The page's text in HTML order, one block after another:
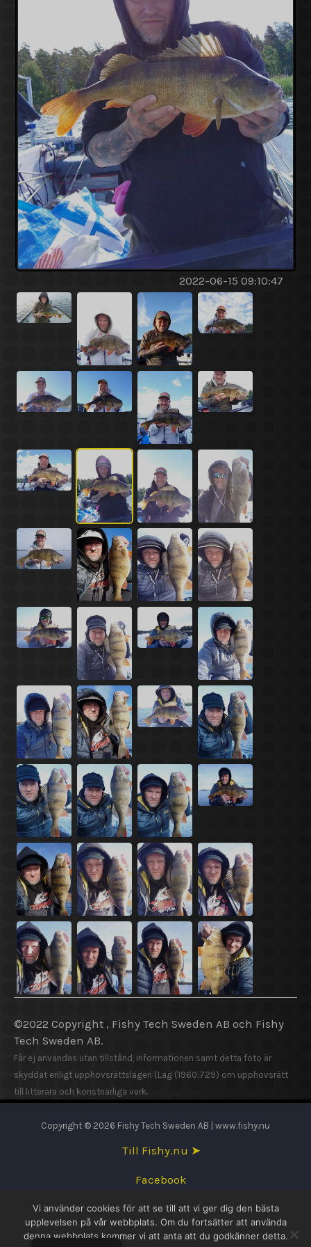
2022-06-15 09:10:47
©2022 Copyright , Fishy Tech Sweden AB och Fishy
Tech Sweden AB.
Får ej användas utan tillstånd, informationen samt detta foto är
skyddat enligt upphovsrättslagen (Lag (1960:729) om upphovsrätt
till litterära och konstnärliga verk.
Copyright © 2026 Fishy Tech Sweden AB | www.fishy.nu
Till Fishy.nu ➤
Facebook
English
Svenska
Vi använder cookies för att se till att vi ger dig den bästa
upplevelsen på vår webbplats. Om du fortsätter att använda
denna webbplats kommer vi att anta att du godkänner detta.